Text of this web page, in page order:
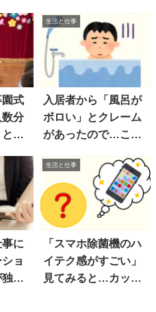
式
数分
言
生活と仕事
入居者から「風呂が
ボロい」とクレーム
があったので…こう
に
ョ
特
生活と仕事
「スマホ除菌機のハ
イテク感がすごい」
見てみると…カッコ